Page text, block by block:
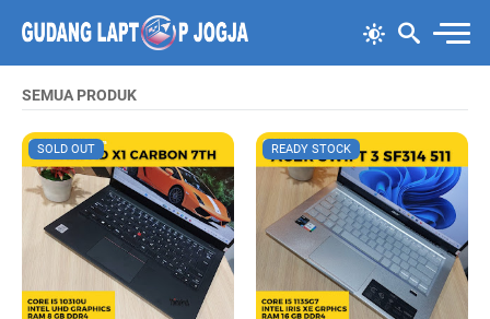
SEMUA PRODUK
SOLD OUT READY STOCK